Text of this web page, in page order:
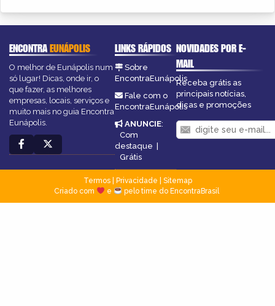
ENCONTRAEUNÁPOLIS
O melhor de Eunápolis num
só lugar! Dicas, onde ir, o
que fazer, as melhores
empresas, locais, serviços e
muito mais no guia Encontra
Eunápolis.
LINKS RÁPIDOS
Sobre
EncontraEunápolis
Fale com o
EncontraEunápolis
ANUNCIE:
Com
destaque |
Grátis
NOVIDADES POR E-
MAIL
Receba grátis as
principais notícias,
dicas e promoções
Termos| Privacidade
Sitemap
Criado com
e pelo time do EncontraBrasil